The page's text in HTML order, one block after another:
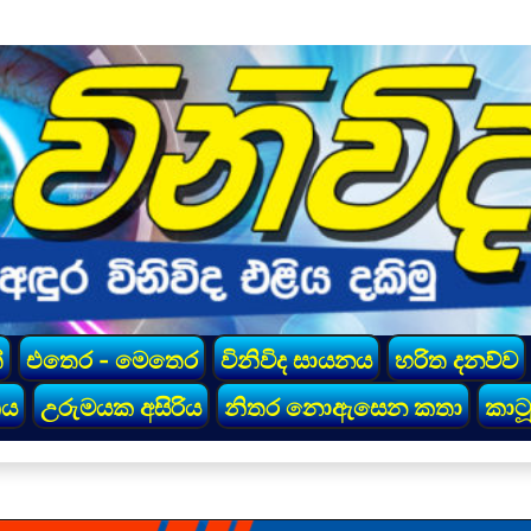
එතෙර - මෙතෙර විනිවිද සායනය
හරිත දනව්ව
උරුමයක අසිරිය නිතර නොඇසෙන කතා